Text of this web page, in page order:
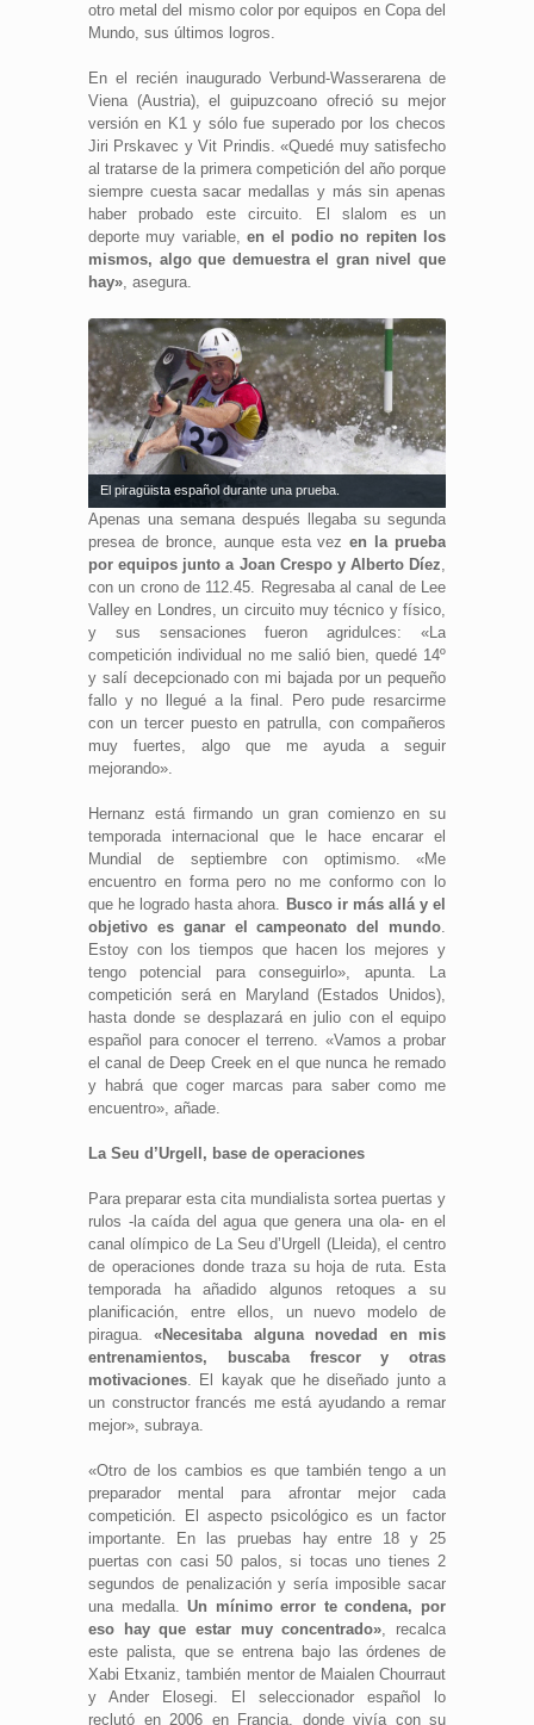
otro metal del mismo color por equipos en Copa del
Mundo, sus últimos logros.
En el recién inaugurado Verbund-Wasserarena de
Viena (Austria), el guipuzcoano ofreció su mejor
versión en K1 y sólo fue superado por los checos
Jiri Prskavec y Vit Prindis. «Quedé muy satisfecho
al tratarse de la primera competición del año porque
siempre cuesta sacar medallas y más sin apenas
haber probado este circuito. El slalom es un
deporte muy variable,en el podio no repiten los
mismos, algo que demuestra el gran nivel que
hay», asegura.
El piragüista español durante una prueba.
Apenas una semana después llegaba su segunda
presea de bronce, aunque esta vez en la prueba
por equipos junto a Joan Crespo y Alberto Díez,
con un crono de 112.45. Regresaba al canal de Lee
Valley en Londres, un circuito muy técnico y físico,
y sus sensaciones fueron agridulces: «La
competición individual no me salió bien, quedé 14º
y salí decepcionado con mi bajada por un pequeño
fallo y no llegué a la final. Pero pude resarcirme
con un tercer puesto en patrulla, con compañeros
muy fuertes, algo que me ayuda a seguir
mejorando».
Hernanz está firmando un gran comienzo en su
temporada internacional que le hace encarar el
Mundial de septiembre con optimismo. «Me
encuentro en forma pero no me conformo con lo
que he logrado hasta ahora. Busco ir más allá y el
objetivo es ganar el campeonato del mundo.
Estoy con los tiempos que hacen los mejores y
tengo potencial para conseguirlo», apunta. La
competición será en Maryland (Estados Unidos),
hasta donde se desplazará en julio con el equipo
español para conocer el terreno. «Vamos a probar
el canal de Deep Creek en el que nunca he remado
y habrá que coger marcas para saber como me
encuentro», añade.
La Seu d’Urgell, base de operaciones
Para preparar esta cita mundialista sortea puertas y
rulos -la caída del agua que genera una ola- en el
canal olímpico de La Seu d’Urgell (Lleida), el centro
de operaciones donde traza su hoja de ruta. Esta
temporada ha añadido algunos retoques a su
planificación, entre ellos, un nuevo modelo de
piragua.«Necesitaba alguna novedad en mis
entrenamientos, buscaba frescor y otras
motivaciones. El kayak que he diseñado junto a
un constructor francés me está ayudando a remar
mejor», subraya.
«Otro de los cambios es que también tengo a un
preparador mental para afrontar mejor cada
competición. El aspecto psicológico es un factor
importante. En las pruebas hay entre 18 y 25
puertas con casi 50 palos, si tocas uno tienes 2
segundos de penalización y sería imposible sacar
una medalla.Un mínimo error te condena, por
eso hay que estar muy concentrado», recalca
este palista, que se entrena bajo las órdenes de
Xabi Etxaniz, también mentor de Maialen Chourraut
y Ander Elosegi. El seleccionador español lo
reclutó en 2006 en Francia, donde vivía con su